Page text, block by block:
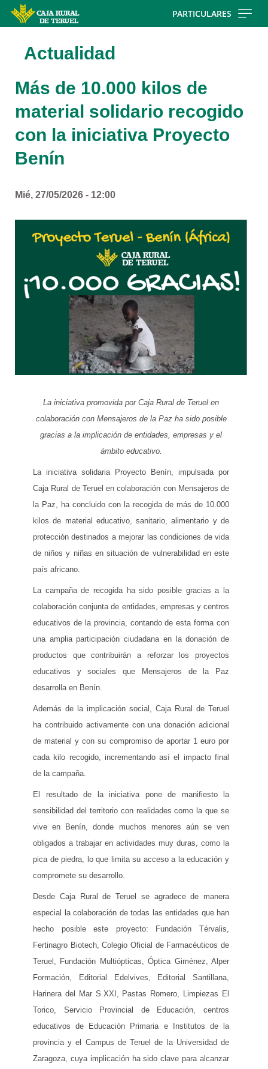
PARTICULARES
Actualidad
Más de 10.000 kilos de
material solidario recogido
con la iniciativa Proyecto
Benín
Mié, 27/05/2026 - 12:00
La iniciativa promovida por Caja Rural de Teruel en
colaboración con Mensajeros de la Paz ha sido posible
gracias a la implicación de entidades, empresas y el
ámbito educativo.
La iniciativa solidaria Proyecto Benín, impulsada por
Caja Rural de Teruel en colaboración con Mensajeros de
la Paz, ha concluido con la recogida de más de 10.000
kilos de material educativo, sanitario, alimentario y de
protección destinados a mejorar las condiciones de vida
de niños y niñas en situación de vulnerabilidad en este
país africano.
La campaña de recogida ha sido posible gracias a la
colaboración conjunta de entidades, empresas y centros
educativos de la provincia, contando de esta forma con
una amplia participación ciudadana en la donación de
productos que contribuirán a reforzar los proyectos
educativos y sociales que Mensajeros de la Paz
desarrolla en Benín.
Además de la implicación social, Caja Rural de Teruel
ha contribuido activamente con una donación adicional
de material y con su compromiso de aportar 1 euro por
cada kilo recogido, incrementando así el impacto final
de la campaña.
El resultado de la iniciativa pone de manifiesto la
sensibilidad del territorio con realidades como la que se
vive en Benín, donde muchos menores aún se ven
obligados a trabajar en actividades muy duras, como la
pica de piedra, lo que limita su acceso a la educación y
compromete su desarrollo.
Desde Caja Rural de Teruel se agradece de manera
especial la colaboración de todas las entidades que han
hecho posible este proyecto: Fundación Térvalis,
Fertinagro Biotech, Colegio Oficial de Farmacéuticos de
Teruel, Fundación Multiópticas, Óptica Giménez, Alper
Formación, Editorial Edelvives, Editorial Santillana,
Harinera del Mar S.XXI, Pastas Romero, Limpiezas El
Torico, Servicio Provincial de Educación, centros
educativos de Educación Primaria e Institutos de la
provincia y el Campus de Teruel de la Universidad de
Zaragoza, cuya implicación ha sido clave para alcanzar